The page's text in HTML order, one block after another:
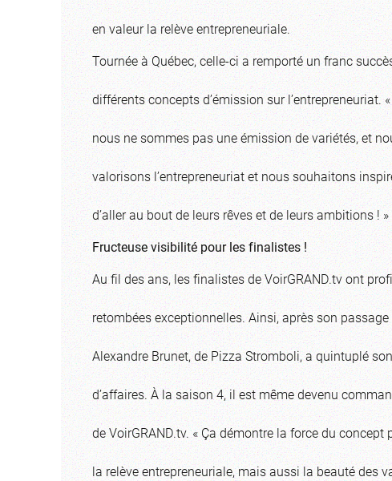
en valeur la relève entrepreneuriale.
Tournée à Québec, celle-ci a remporté un franc
différents concepts d’émission sur l’entrepreneuriat.
nous ne sommes pas une émission de variétés, et
valorisons l’entrepreneuriat et nous souhaitons
d’aller au bout de leurs rêves et de leurs ambitions !
Fructeuse visibilité pour les finalistes !
Au fil des ans, les finalistes de VoirGRAND.tv ont
retombées exceptionnelles. Ainsi, après son
Alexandre Brunet, de Pizza Stromboli, a quintuplé
d’affaires. À la saison 4, il est même devenu
de VoirGRAND.tv. « Ça démontre la force du concept
la relève entrepreneuriale, mais aussi la beauté des